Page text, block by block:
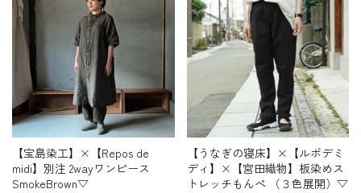
【宝島染工】×【Repos de
midi】別注 2wayワンピース
SmokeBrown▽
【うなぎの寝床】×【ルポデミ
ディ】×【宮田織物】板染めス
トレッチもんぺ （３色展開）▽